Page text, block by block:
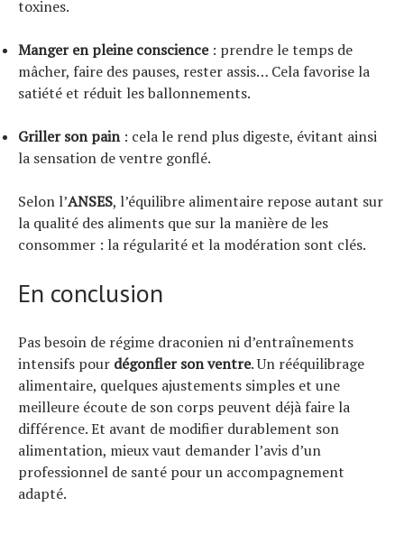
toxines.
Manger en pleine conscience: prendre le temps de
mâcher, faire des pauses, rester assis… Cela favorise la
satiété et réduit les ballonnements.
Griller son pain: cela le rend plus digeste, évitant ainsi
la sensation de ventre gonflé.
Selon l’ANSES, l’équilibre alimentaire repose autant sur
la qualité des aliments que sur la manière de les
consommer : la régularité et la modération sont clés.
En conclusion
Pas besoin de régime draconien ni d’entraînements
intensifs pour dégonfler son ventre. Un rééquilibrage
alimentaire, quelques ajustements simples et une
meilleure écoute de son corps peuvent déjà faire la
différence. Et avant de modifier durablement son
alimentation, mieux vaut demander l’avis d’un
professionnel de santé pour un accompagnement
adapté.